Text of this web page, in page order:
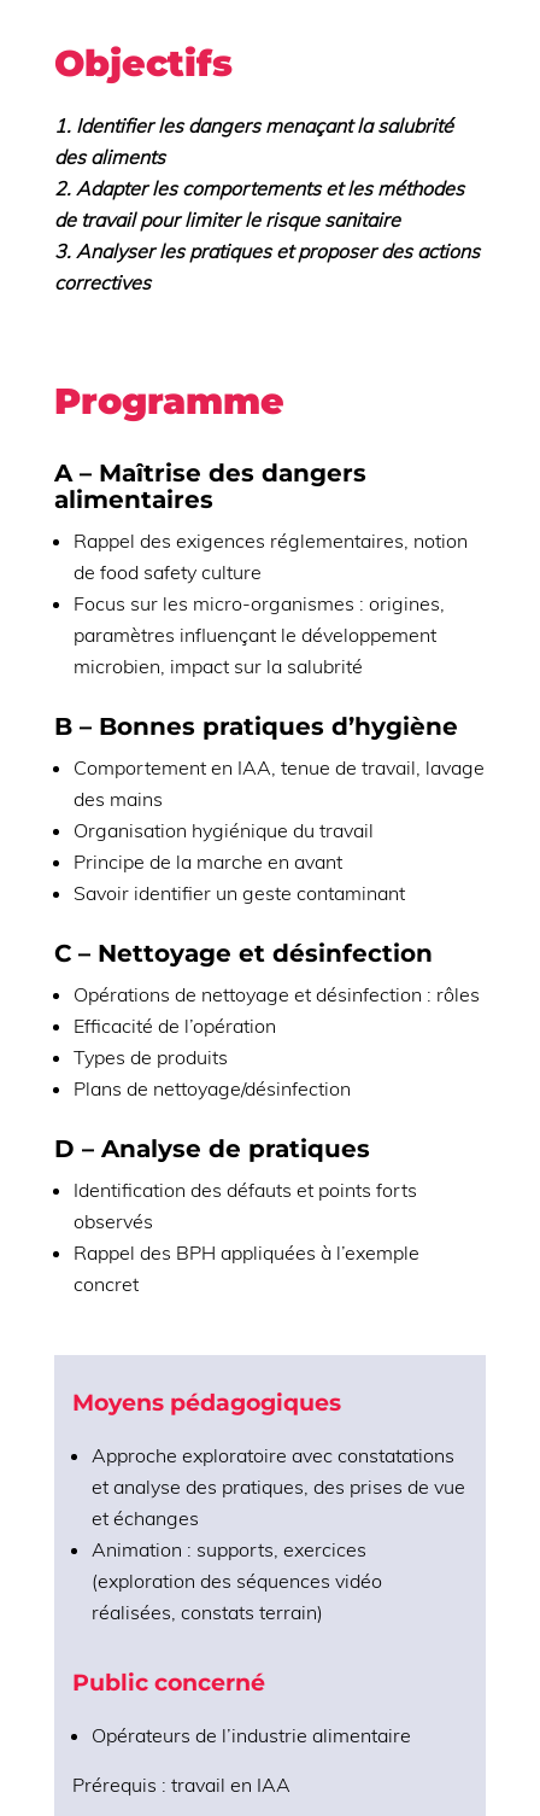
Objectifs
Identifier les dangers menaçant la salubrité
des aliments
Adapter les comportements et les méthodes
de travail pour limiter le risque sanitaire
Analyser les pratiques et proposer des actions
correctives
Programme
A – Maîtrise des dangers
alimentaires
Rappel des exigences réglementaires, notion
de food safety culture
Focus sur les micro-organismes : origines,
paramètres influençant le développement
microbien, impact sur la salubrité
B – Bonnes pratiques d’hygiène
Comportement en IAA, tenue de travail, lavage
des mains
Organisation hygiénique du travail
Principe de la marche en avant
Savoir identifier un geste contaminant
C – Nettoyage et désinfection
Opérations de nettoyage et désinfection : rôles
Efficacité de l’opération
Types de produits
Plans de nettoyage/désinfection
D – Analyse de pratiques
Identification des défauts et points forts
observés
Rappel des BPH appliquées à l’exemple
concret
Moyens pédagogiques
Approche exploratoire avec constatations
et analyse des pratiques, des prises de vue
et échanges
Animation : supports, exercices
(exploration des séquences vidéo
réalisées, constats terrain)
Public concerné
Opérateurs de l’industrie alimentaire
Prérequis : travail en IAA